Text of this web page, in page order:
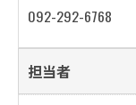
092-292-6768
担当者